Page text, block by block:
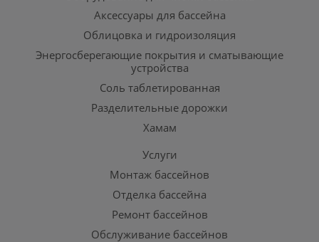
Аксессуары для бассейна
Облицовка и гидроизоляция
Энергосберегающие покрытия и сматывающие
устройства
Соль таблетированная
Разделительные дорожки
Хамам
Услуги
Монтаж бассейнов
Отделка бассейна
Ремонт бассейнов
Обслуживание бассейнов